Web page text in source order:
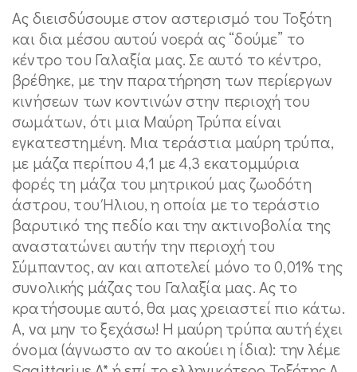
Ας διεισδύσουμε στον αστερισμό του Τοξότη
και δια μέσου αυτού νοερά ας “δούμε” το
κέντρο του Γαλαξία μας. Σε αυτό το κέντρο,
βρέθηκε, με την παρατήρηση των περίεργων
κινήσεων των κοντινών στην περιοχή του
σωμάτων, ότι μια Μαύρη Τρύπα είναι
εγκατεστημένη. Μια τεράστια μαύρη τρύπα,
με μάζα περίπου 4,1 με 4,3 εκατομμύρια
φορές τη μάζα του μητρικού μας ζωοδότη
άστρου, του Ήλιου, η οποία με το τεράστιο
βαρυτικό της πεδίο και την ακτινοβολία της
αναστατώνει αυτήν την περιοχή του
Σύμπαντος, αν και αποτελεί μόνο το 0,01% της
συνολικής μάζας του Γαλαξία μας. Ας το
κρατήσουμε αυτό, θα μας χρειαστεί πιο κάτω.
Α, να μην το ξεχάσω! Η μαύρη τρύπα αυτή έχει
όνομα (άγνωστο αν το ακούει η ίδια): την λέμε